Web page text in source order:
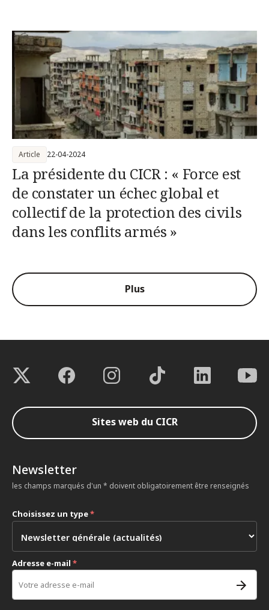
La présidente du CICR : « Force est
de constater un échec global et
collectif de la protection des civils
dans les conflits armés »
Article 22-04-2024
Plus
Sites web du CICR
Newsletter
les champs marqués d'un * doivent obligatoirement être renseignés
Choisissez un type*
Adresse e-mail *